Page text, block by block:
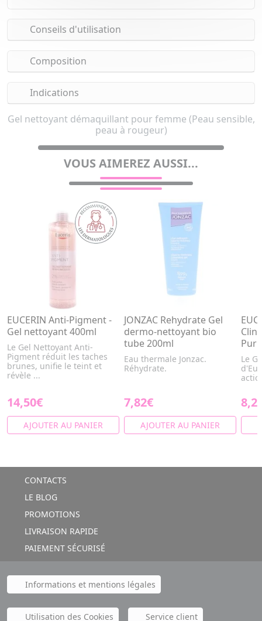
Conseils d'utilisation
Composition
Indications
Gel nettoyant démaquillant pour femme (Peau sensible,
peau à rougeur)
VOUS AIMEREZ AUSSI...
EUCERIN Anti-Pigment -
Gel nettoyant 400ml
Le Gel Nettoyant Anti-
Pigment réduit les taches
brunes, unifie le teint et
révèle ...
14,50€
AJOUTER AU PANIER
JONZAC Rehydrate Gel
dermo-nettoyant bio
tube 200ml
Eau thermale Jonzac.
Réhydrate.
7,82€
AJOUTER AU PANIER
Le
CONTACTS
LE BLOG
PROMOTIONS
LIVRAISON RAPIDE
PAIEMENT SÉCURISÉ
Informations et mentions légales
Utilisation des Cookies Service client